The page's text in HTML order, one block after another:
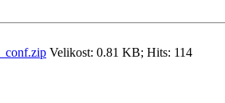
Velikost: 0.81 KB; Hits: 114